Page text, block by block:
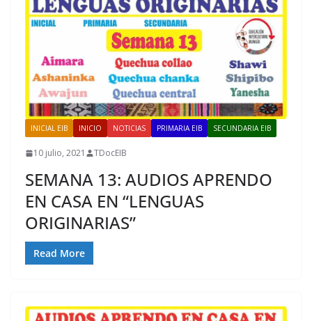
INICIAL EIB INICIO NOTICIAS PRIMARIA EIB SECUNDARIA EIB
10 julio, 2021 TDocEIB
SEMANA 13: AUDIOS APRENDO
EN CASA EN “LENGUAS
ORIGINARIAS”
Read More